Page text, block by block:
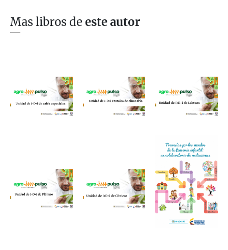
Mas libros de este autor